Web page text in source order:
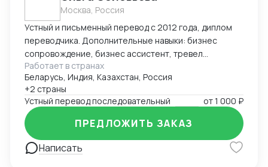
регулярные поездки в Китай, осмотр производств и
складов. 🔹 Прозрачность – отчеты на каждом этапе,
фото-/видеофиксация товара. 🔹 Экономия времени
и денег – исключаю посредников, работаю
напрямую с фабриками. 🔹 Гибкость – подстроюсь
под ваши требования по срокам, бюджету и
объёмам. Сроки выполнения поиска товара - до 7-
ми дней. Буду рада помочь найти именно то, что
нужно Вам!
Москва, Россия
Устный и письменный перевод с 2012 года, диплом
переводчика. Дополнительные навыки: бизнес
сопровождение, бизнес ассистент, тревел
поддержка. Многогранный опыт работы и знания.
Техническая тематика, любые акценты. Быстрый вход
в новый проект.
Работает в странах
Беларусь, Индия, Казахстан, Россия
+2 страны
Устный перевод последовательный
от1 000 ₽
Написать
ПРЕДЛОЖИТЬ ЗАКАЗ